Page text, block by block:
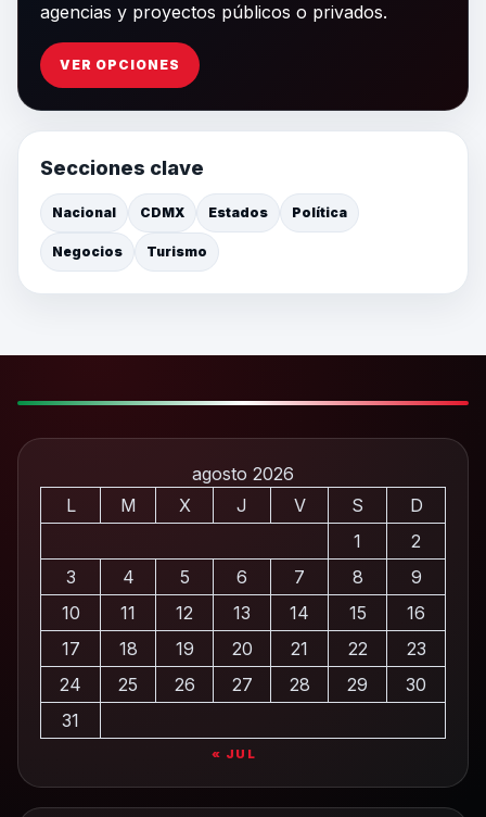
agencias y proyectos públicos o privados.
VER OPCIONES
Secciones clave
Nacional CDMX Estados Política
Negocios Turismo
agosto 2026
L
M X J V S
D
1
2
3
4 5 6 7 8
9
10
11 12 13 14 15
16
17
18 19 20 21 22
23
24
25 26 27 28 29
30
31
« JUL